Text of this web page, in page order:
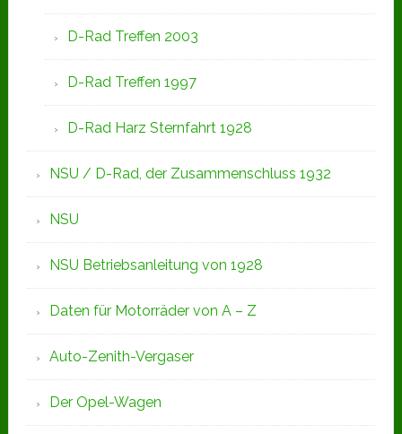
D-Rad Treffen 2003
D-Rad Treffen 1997
D-Rad Harz Sternfahrt 1928
NSU / D-Rad, der Zusammenschluss 1932
NSU
NSU Betriebsanleitung von 1928
Daten für Motorräder von A – Z
Auto-Zenith-Vergaser
Der Opel-Wagen